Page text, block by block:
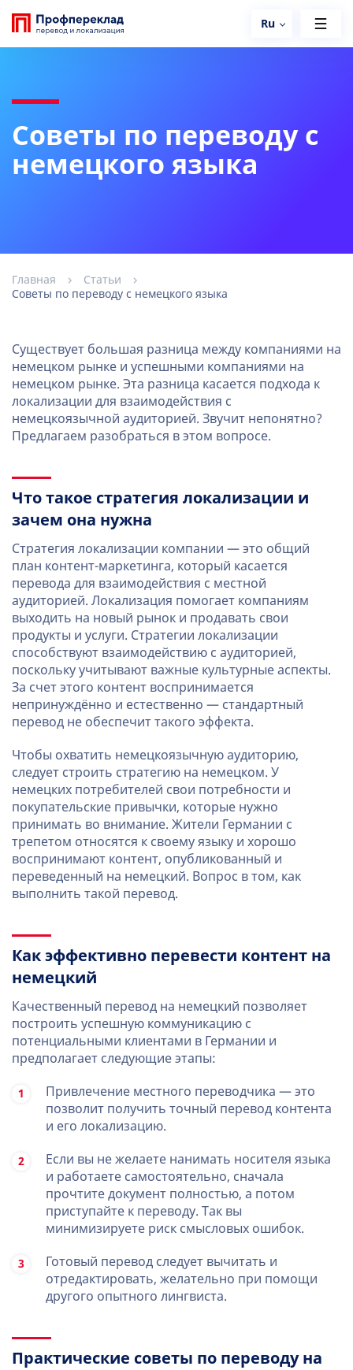
Ru
Советы по переводу с
немецкого языка
Главная
Статьи
Советы по переводу с немецкого языка
Существует большая разница между компаниями на
немецком рынке и успешными компаниями на
немецком рынке. Эта разница касается подхода к
локализации для взаимодействия с
немецкоязычной аудиторией. Звучит непонятно?
Предлагаем разобраться в этом вопросе.
Что такое стратегия локализации и
зачем она нужна
Стратегия локализации компании — это общий
план контент-маркетинга, который касается
перевода для взаимодействия с местной
аудиторией. Локализация помогает компаниям
выходить на новый рынок и продавать свои
продукты и услуги. Стратегии локализации
способствуют взаимодействию с аудиторией,
поскольку учитывают важные культурные аспекты.
За счет этого контент воспринимается
непринуждённо и естественно — стандартный
перевод не обеспечит такого эффекта.
Чтобы охватить немецкоязычную аудиторию,
следует строить стратегию на немецком. У
немецких потребителей свои потребности и
покупательские привычки, которые нужно
принимать во внимание. Жители Германии с
трепетом относятся к своему языку и хорошо
воспринимают контент, опубликованный и
переведенный на немецкий. Вопрос в том, как
выполнить такой перевод.
Как эффективно перевести контент на
немецкий
Качественный перевод на немецкий позволяет
построить успешную коммуникацию с
потенциальными клиентами в Германии и
предполагает следующие этапы:
Привлечение местного переводчика — это
позволит получить точный перевод контента
и его локализацию.
Если вы не желаете нанимать носителя языка
и работаете самостоятельно, сначала
прочтите документ полностью, а потом
приступайте к переводу. Так вы
минимизируете риск смысловых ошибок.
Готовый перевод следует вычитать и
отредактировать, желательно при помощи
другого опытного лингвиста.
Практические советы по переводу на